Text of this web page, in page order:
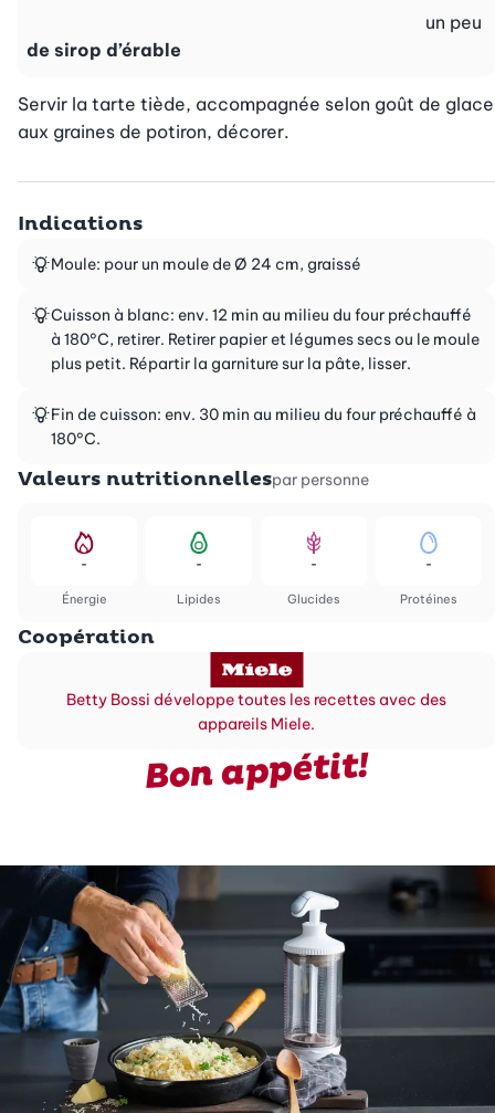
de sirop d’érable
un peu
Servir la tarte tiède, accompagnée selon goût de glace
aux graines de potiron, décorer.
Indications
Moule: pour un moule de Ø 24 cm, graissé
Cuisson à blanc: env. 12 min au milieu du four préchauffé
à 180°C, retirer. Retirer papier et légumes secs ou le moule
plus petit. Répartir la garniture sur la pâte, lisser.
Fin de cuisson: env. 30 min au milieu du four préchauffé à
180°C.
Valeurs nutritionnellespar personne
Énergie
-
Lipides
-
Glucides
-
Protéines
-
Coopération
Betty Bossi développe toutes les recettes avec des
appareils Miele.
Bon appétit!